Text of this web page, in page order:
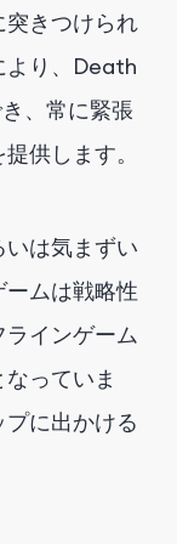
きつけられ
より、Death
、常に緊張
供します。
は気まずい
ムは戦略性
インゲーム
っていま
に出かける